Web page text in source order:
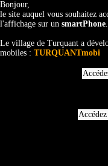
Bonjour,
le site auquel vous souhaitez
l'affichage sur un smartPhone.
Le village de Turquant a
mobiles : TURQUANTmobi